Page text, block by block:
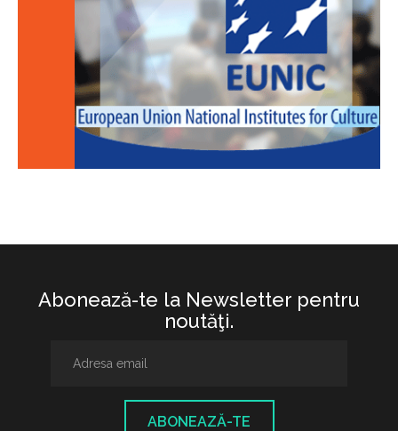
Abonează-te la Newsletter pentru
noutăţi.
ABONEAZĂ-TE